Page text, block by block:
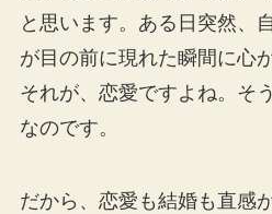
と思います。ある日突然、
が目の前に現れた瞬間に心
それが、恋愛ですよね。そ
なのです。
だから、恋愛も結婚も直感